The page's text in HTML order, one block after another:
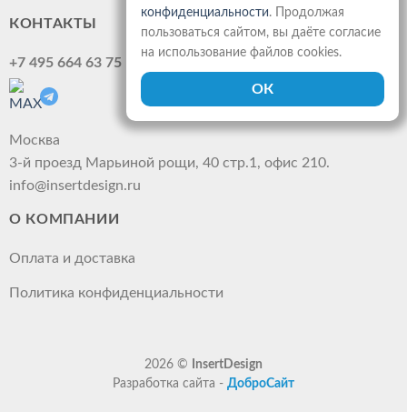
КОНТАКТЫ
+7 495 664 63 75
Москва
3-й проезд Марьиной рощи, 40 стр.1, офис 210.
info@insertdesign.ru
О КОМПАНИИ
Оплата и доставка
Политика конфиденциальности
2026 ©
InsertDesign
Разработка сайта - ДоброСайт
конфиденциальности. Продолжая
пользоваться сайтом, вы даёте согласие
на использование файлов cookies.